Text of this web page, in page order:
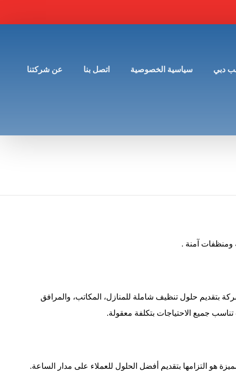
دبي سياسية الخصوصية اتصل بنا عن شركتنا
ومنظفات آمنة .
بتقديم حلول تنظيف شاملة للمنازل، المكاتب، والمرافق
جميع الاحتياجات بتكلفة معقولة.
هو التزامها بتقديم أفضل الحلول للعملاء على مدار الساعة.